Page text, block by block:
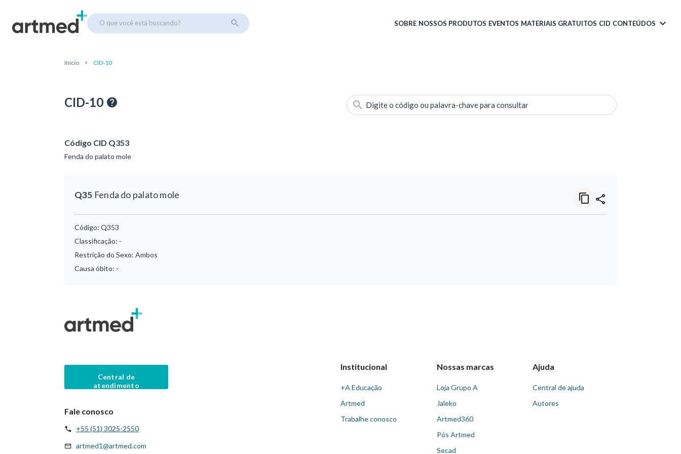
O que você está buscando? SOBRE NOSSOS PRODUTOS EVENTOS MATERIAIS GRATUITOS CID CONTEÚDOS
Início CID-10
CID-10 Digite o código ou palavra-chave para consultar
Código CID Q353
Fenda do palato mole
Q35 Fenda do palato mole
Código: Q353
Classificação: -
Restrição do Sexo: Ambos
Causa óbito: -
Central de
atendimento
Fale conosco
+55 (51) 3025-2550
artmed1@artmed.com
Institucional
+A Educação
Artmed
Trabalhe conosco
Nossas marcas
Loja Grupo A
Jaleko
Artmed360
Pós Artmed
Secad
Ajuda
Central de ajuda
Autores